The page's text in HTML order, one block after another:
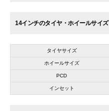
14インチのタイヤ・ホイールサイズ
タイヤサイズ
ホイールサイズ
PCD
インセット